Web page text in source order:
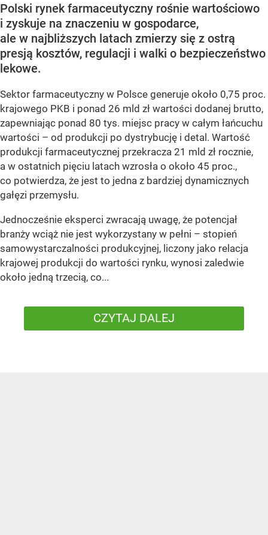
Polski rynek farmaceutyczny rośnie wartościowo
i zyskuje na znaczeniu w gospodarce,
ale w najbliższych latach zmierzy się z ostrą
presją kosztów, regulacji i walki o bezpieczeństwo
lekowe.
Sektor farmaceutyczny w Polsce generuje około 0,75 proc.
krajowego PKB i ponad 26 mld zł wartości dodanej brutto,
zapewniając ponad 80 tys. miejsc pracy w całym łańcuchu
wartości – od produkcji po dystrybucję i detal. Wartość
produkcji farmaceutycznej przekracza 21 mld zł rocznie,
a w ostatnich pięciu latach wzrosła o około 45 proc.,
co potwierdza, że jest to jedna z bardziej dynamicznych
gałęzi przemysłu.
Jednocześnie eksperci zwracają uwagę, że potencjał
branży wciąż nie jest wykorzystany w pełni – stopień
samowystarczalności produkcyjnej, liczony jako relacja
krajowej produkcji do wartości rynku, wynosi zaledwie
około jedną trzecią, co...
CZYTAJ DALEJ